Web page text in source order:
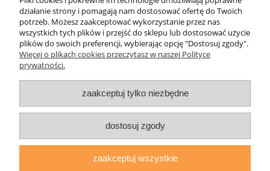
Pomoc
Moje konto
Informacje
O nas
ul. Grodzka Nr 23, 67-200 Głogów | woj. dolnośląskie
działanie strony i pomagają nam dostosować ofertę do Twoich
potrzeb. Możesz zaakceptować wykorzystanie przez nas
wszystkich tych plików i przejść do sklepu lub dostosować użycie
plików do swoich preferencji, wybierając opcję "Dostosuj zgody".
Więcej o plikach cookies przeczytasz w naszej Polityce
prywatności.
zaakceptuj tylko niezbędne
dostosuj zgody
zaakceptuj wszystkie